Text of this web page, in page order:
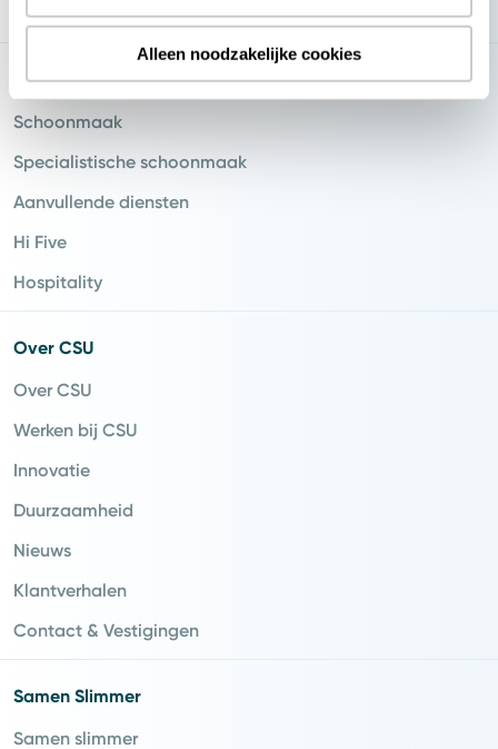
Alleen noodzakelijke cookies
Overheid
Diensten
Schoonmaak
Specialistische schoonmaak
Aanvullende diensten
Hi Five
Hospitality
Over CSU
Over CSU
Werken bij CSU
Innovatie
Duurzaamheid
Nieuws
Klantverhalen
Contact & Vestigingen
Samen Slimmer
Samen slimmer